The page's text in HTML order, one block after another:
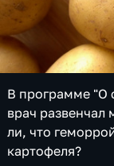
В программе "О
врач
ли, что
картофеля?